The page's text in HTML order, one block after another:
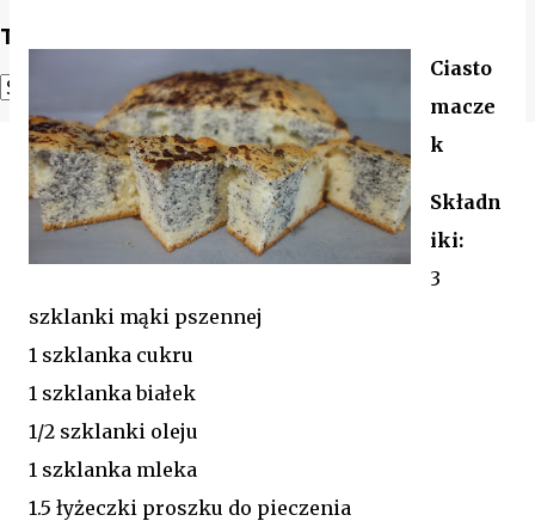
Translate
Powered by Translate
Ciasto
macze
k
Składn
iki:
3
szklanki mąki pszennej
1 szklanka cukru
1 szklanka białek
1/2 szklanki oleju
1 szklanka mleka
1.5 łyżeczki proszku do pieczenia